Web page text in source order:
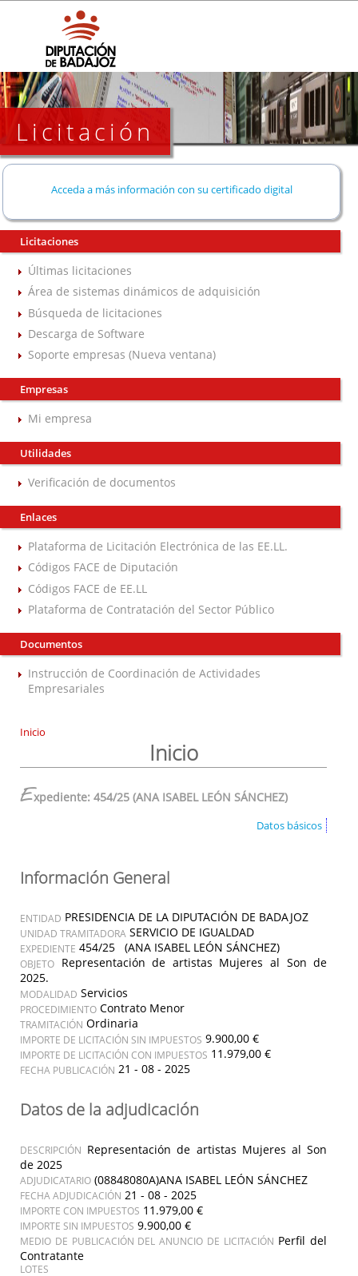
Licitación
Acceda a más información con su certificado digital
Licitaciones
Últimas licitaciones
Área de sistemas dinámicos de adquisición
Búsqueda de licitaciones
Descarga de Software
Soporte empresas (Nueva ventana)
Empresas
Mi empresa
Utilidades
Verificación de documentos
Enlaces
Plataforma de Licitación Electrónica de las EE.LL.
Códigos FACE de Diputación
Códigos FACE de EE.LL
Plataforma de Contratación del Sector Público
Documentos
Instrucción de Coordinación de Actividades
Empresariales
Inicio
Inicio
Expediente: 454/25 (ANA ISABEL LEÓN SÁNCHEZ)
Datos básicos
Información General
ENTIDAD PRESIDENCIA DE LA DIPUTACIÓN DE BADAJOZ
UNIDAD TRAMITADORA SERVICIO DE IGUALDAD
EXPEDIENTE 454/25 (ANA ISABEL LEÓN SÁNCHEZ)
OBJETO
Representación de artistas Mujeres al Son de
2025.
MODALIDAD Servicios
PROCEDIMIENTO Contrato Menor
TRAMITACIÓN Ordinaria
IMPORTE DE LICITACIÓN SIN IMPUESTOS 9.900,00 €
IMPORTE DE LICITACIÓN CON IMPUESTOS 11.979,00 €
FECHA PUBLICACIÓN 21 - 08 - 2025
Datos de la adjudicación
DESCRIPCIÓN Representación de artistas Mujeres al Son
de 2025
ADJUDICATARIO (08848080A)ANA ISABEL LEÓN SÁNCHEZ
FECHA ADJUDICACIÓN 21 - 08 - 2025
IMPORTE CON IMPUESTOS 11.979,00 €
IMPORTE SIN IMPUESTOS 9.900,00 €
MEDIO DE PUBLICACIÓN DEL ANUNCIO DE LICITACIÓN Perfil del
Contratante
LOTES